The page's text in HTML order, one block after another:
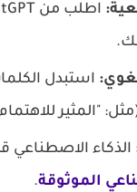
استبدل
"المثير
الذكاء الاصطناعي
الموثوقة.